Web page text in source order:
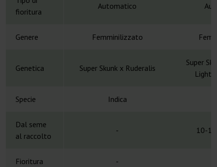
fioritura
Automatico
Genere Femminilizzato
Genetica Super Skunk x Ruderalis
Super
Lights
Specie Indica
Dal seme
al raccolto
- 10-
Fioritura -